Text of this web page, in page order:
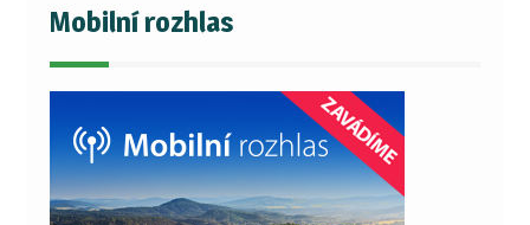
Mobilní rozhlas